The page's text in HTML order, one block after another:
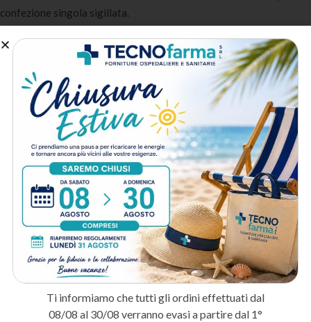
confezione singola sigillata.
A chi è destinato:
Ospedali e reparti di degenza: Per terapie endovenose, prelievi
ematici e somministrazione di farmaci.
Ambulatori e studi medici: Per vaccinazioni, iniezioni
intramuscolari e sottocutanee.
Assistenza domiciliare: Per la gestione delle terapie iniettive a
domicilio.
Metodo di spedizione
Prodotti correlati
IN ARRIVO
PRENOTA
Ti informiamo che tutti gli ordini effettuati dal
08/08 al 30/08 verranno evasi a partire dal 1°